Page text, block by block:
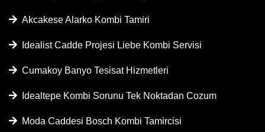
Akcakese Alarko Kombi Tamiri
Idealist Cadde Projesi Liebe Kombi Servisi
Cumakoy Banyo Tesisat Hizmetleri
Idealtepe Kombi Sorunu Tek Noktadan Cozum
Moda Caddesi Bosch Kombi Tamircisi